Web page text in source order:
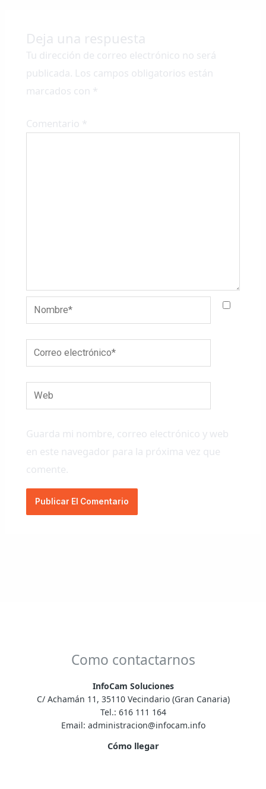
Deja una respuesta
Tu dirección de correo electrónico no será
publicada. Los campos obligatorios están
marcados con *
Comentario *
Nombre*
Correo
electrónico*
Web
Guarda mi nombre, correo electrónico y web
en este navegador para la próxima vez que
comente.
Como contactarnos
InfoCam Soluciones
C/ Achamán 11, 35110 Vecindario (Gran Canaria)
Tel.: 616 111 164
Email: administracion@infocam.info
Cómo llegar